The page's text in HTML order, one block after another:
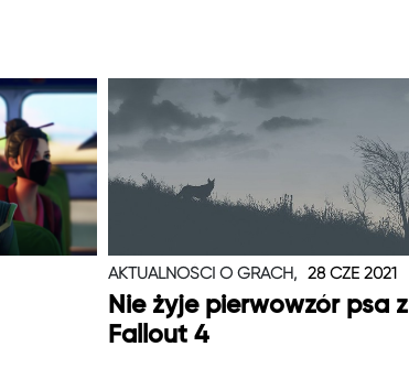
AKTUALNOŚCI O GRACH, 28 CZE 2021
Nie żyje pierwowzór psa z
Fallout 4